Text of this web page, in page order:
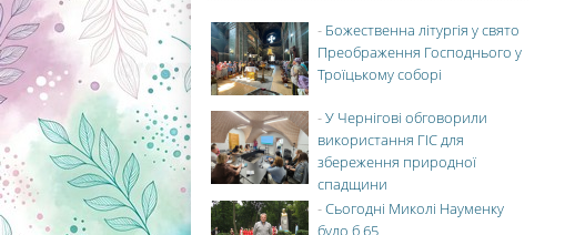
- Божественна літургія у свято
Преображення Господнього у
Троїцькому соборі
-У Чернігові обговорили
використання ГІС для
збереження природної
спадщини
-Сьогодні Миколі Науменку
було б 65